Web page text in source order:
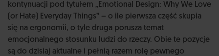
kontynuacji pod tytułem „Emotional Design: Why We Love
(or Hate) Everyday Things” – o ile pierwsza część skupia
się na ergonomii, o tyle druga porusza temat
emocjonalnego stosunku ludzi do rzeczy. Obie te pozycje
są do dzisiaj aktualne i pełnią razem rolę pewnego